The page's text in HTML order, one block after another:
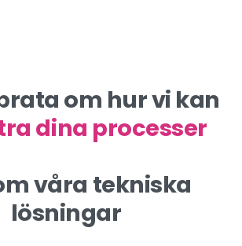
om hur vi kan
intäkter
dina processer
våra tekniska
lösningar